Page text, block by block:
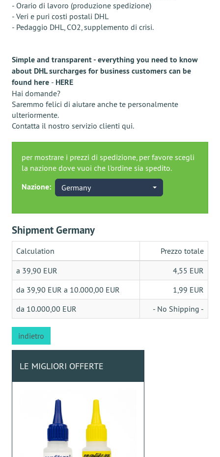
- Orario di lavoro (produzione spedizione)
- Veri e puri costi postali DHL
- Pedaggio DHL, CO2, supplemento di crisi.
Simple and transparent - everything you need to know
about DHL surcharges for business customers can be
found here - HERE
Hai domande?
Saremmo felici di aiutare anche te personalmente
ulteriormente.
Contatta il nostro servizio clienti qui.
per mostrare i prezzi di spedizione, per favore scegli
la nazione dove vuoi che l'ordine sia spedito.
Nazione: Germany
Shipment Germany
Calculation
Prezzo totale
a 39,90 EUR
4,55 EUR
da 39,90 EUR a 10.000,00 EUR
1,99 EUR
da 10.000,00 EUR
- No Shipping -
indietro
LE MIGLIORI OFFERTE